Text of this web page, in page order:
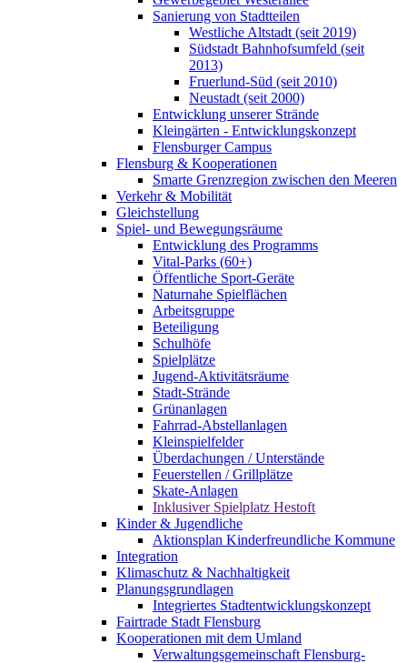
Sanierung von Stadtteilen
Westliche Altstadt (seit 2019)
Südstadt Bahnhofsumfeld (seit
2013)
Fruerlund-Süd (seit 2010)
Neustadt (seit 2000)
Entwicklung unserer Strände
Kleingärten - Entwicklungskonzept
Flensburger Campus
Flensburg & Kooperationen
Smarte Grenzregion zwischen den Meeren
Verkehr & Mobilität
Gleichstellung
Spiel- und Bewegungsräume
Entwicklung des Programms
Vital-Parks (60+)
Öffentliche Sport-Geräte
Naturnahe Spielflächen
Arbeitsgruppe
Beteiligung
Schulhöfe
Spielplätze
Jugend-Aktivitätsräume
Stadt-Strände
Grünanlagen
Fahrrad-Abstellanlagen
Kleinspielfelder
Überdachungen / Unterstände
Feuerstellen / Grillplätze
Skate-Anlagen
Inklusiver Spielplatz Hestoft
Kinder & Jugendliche
Aktionsplan Kinderfreundliche Kommune
Integration
Klimaschutz & Nachhaltigkeit
Planungsgrundlagen
Integriertes Stadtentwicklungskonzept
Fairtrade Stadt Flensburg
Kooperationen mit dem Umland
Verwaltungsgemeinschaft Flensburg-